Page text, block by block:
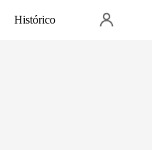
Histórico